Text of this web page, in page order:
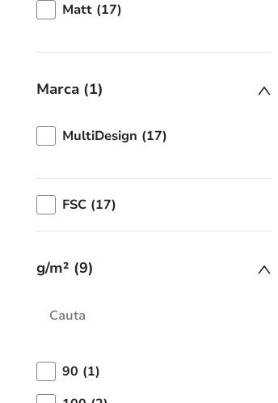
Matt (17)
Marca (1)
MultiDesign (17)
FSC (17)
g/m² (9)
90 (1)